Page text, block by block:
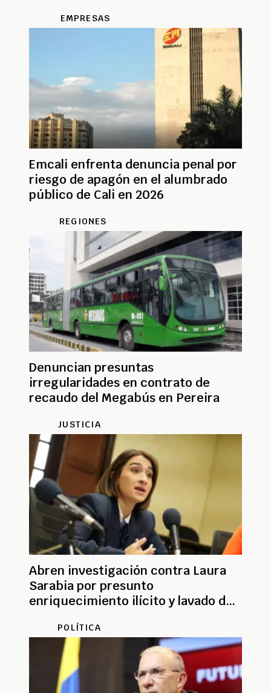
EMPRESAS
Emcali enfrenta denuncia penal por
riesgo de apagón en el alumbrado
público de Cali en 2026
REGIONES
Denuncian presuntas
irregularidades en contrato de
recaudo del Megabús en Pereira
JUSTICIA
Abren investigación contra Laura
Sarabia por presunto
enriquecimiento ilícito y lavado de
POLÍTICA